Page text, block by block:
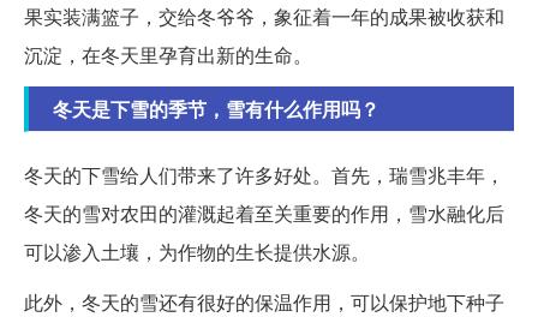
果实装满篮子，交给冬爷爷，象征着一年的成果被收获和
沉淀，在冬天里孕育出新的生命。
冬天是下雪的季节，雪有什么作用吗？
冬天的下雪给人们带来了许多好处。首先，瑞雪兆丰年，
冬天的雪对农田的灌溉起着至关重要的作用，雪水融化后
可以渗入土壤，为作物的生长提供水源。
此外，冬天的雪还有很好的保温作用，可以保护地下种子